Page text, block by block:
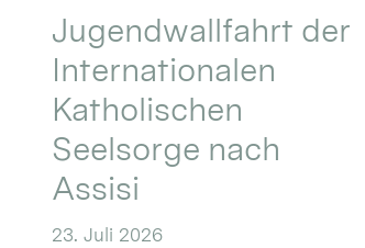
Jugendwallfahrt der
Internationalen
Katholischen
Seelsorge nach
Assisi
23. Juli 2026